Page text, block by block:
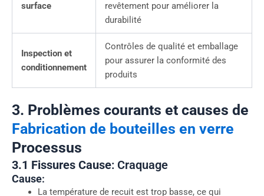
surface
revêtement pour améliorer la
durabilité
Inspection et
conditionnement
Contrôles de qualité et emballage
pour assurer la conformité des
produits
3. Problèmes courants et causes de
Fabrication de bouteilles en verre
Processus
3.1 Fissures Cause: Craquage
Cause:
La température de recuit est trop basse, ce qui